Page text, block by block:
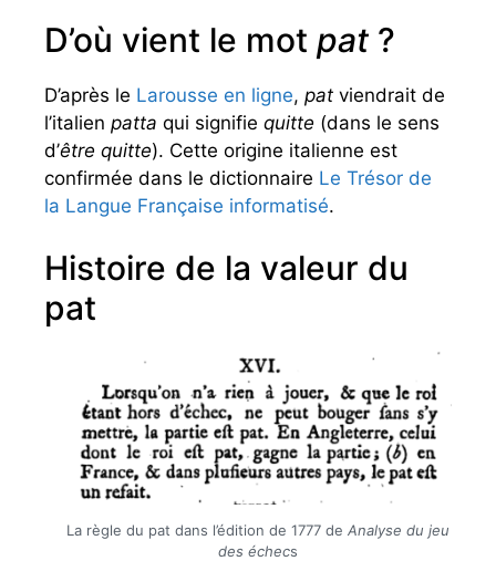
D’où vient le mot pat ?
D’après le Larousse en ligne, pat viendrait de
l’italien patta qui signifie quitte (dans le sens
d’être quitte). Cette origine italienne est
confirmée dans le dictionnaire Le Trésor de
la Langue Française informatisé.
Histoire de la valeur du
pat
La règle du pat dans l’édition de 1777 de Analyse du jeu
des échecs